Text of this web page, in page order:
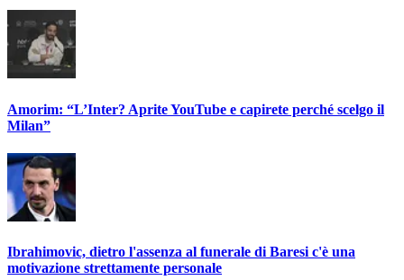
Amorim: “L’Inter? Aprite YouTube e capirete perché scelgo il
Milan”
Ibrahimovic, dietro l'assenza al funerale di Baresi c'è una
motivazione strettamente personale